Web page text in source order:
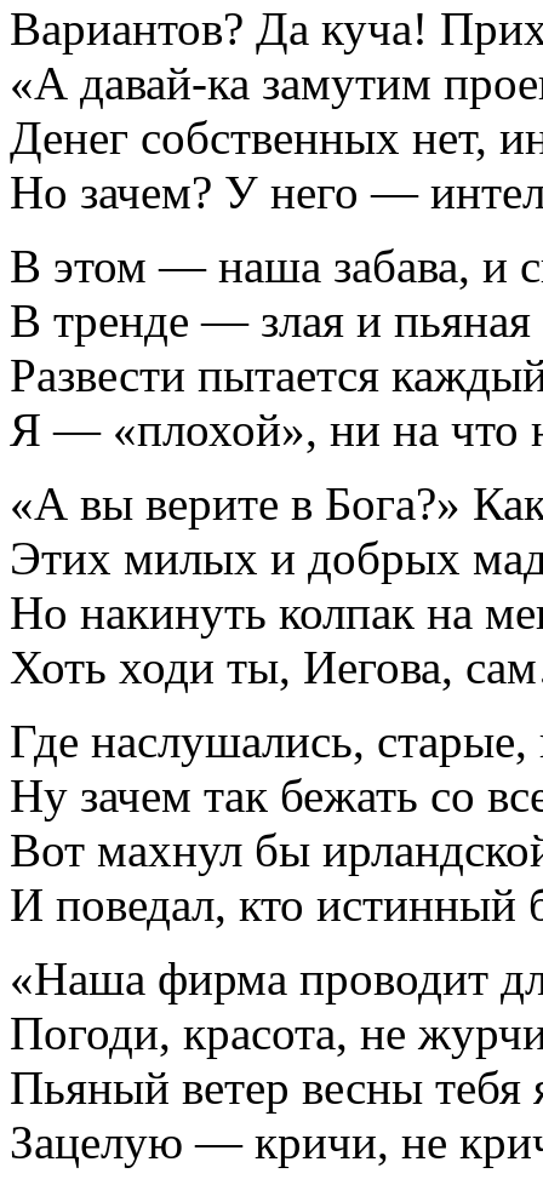
Вариантов? Да куча!
«А давай-ка замутим
Денег собственных нет,
Но зачем? У него —
В этом — наша забава, и
В тренде — злая и
Развести пытается
Я — «плохой», ни на что
«А вы верите в Бога?»
Этих милых и добрых
Но накинуть колпак на
Хоть ходи ты, Иегова,
Где наслушались,
Ну зачем так бежать со
Вот махнул бы
И поведал, кто
«Наша фирма проводит
Погоди, красота, не
Пьяный ветер весны тебя
Зацелую — кричи, не